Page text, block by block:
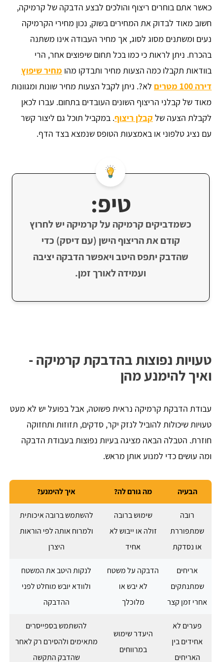
כאשר אתם בוחרים ריצוף והולכים לבצע הדבקה של קרמיקה,
חשוב מאוד לבדוק את המחירים בשוק, נכון מחירי הקרמיקה
נעים ומשתנים מסוג לסוג, אך מחיר העבודה אינו משתנה
בהכרח. ניתן לראות כי כמו בכל תחום שיפוצים אחר, הרי
בוודאות תקבלו כמה הצעות מחיר ותבדקו מהו מחיר שיפוץ
דירה 100 מטרים
לא?. ניתן לקבל הצעות מחיר שונות ומגוונות
מאוד של קבלני הריצוף השונים העובדים בתחום. עברו לכאן
לקבלת הצעה של קבלן ריצוף. במקביל תוכל גם ליצור קשר
עם נציג טלפוני או באמצעות הטופס שנמצא בצד הדף.
טיפ:
כשמדביקים קרמיקה על קרמיקה יש לחרוץ
קודם את הריצוף הישן (עם דיסק) כדי
שהדבק יתפס היטב ויאפשר הדבקה יציבה
ועמידה לאורך זמן.
טעויות נפוצות בהדבקת קרמיקה -
ואיך להימנע מהן
עבודת הדבקת קרמיקה נראית פשוטה, אבל בפועל יש לא מעט
טעויות שיכולות להוביל לנזק יקר, סדקים, תזוזות ותחזוקה
חוזרת. הטבלה הבאה מציגה בעיות נפוצות בעבודת הדבקה
ומה עושים כדי למנוע אותן מראש.
הבעיה מה גורם לה? איך להימנע?
רובה
שמתפוררת
או נסדקת
שימוש ברובה
זולה או ייבוש לא
אחיד
להשתמש ברובה איכותית
ולמרוח אותה לפי הוראות
היצרן
אריחים
שמתנתקים
אחרי זמן קצר
הדבקה על משטח
לא יבש או
מלוכלך
לנקות היטב את המשטח
ולוודא יובש מוחלט לפני
ההדבקה
פערים לא
אחידים בין
האריחים
היעדר שימוש
במרווחים
להשתמש בספייסרים
מתאימים ולהסירם רק לאחר
שהדבק התקשה